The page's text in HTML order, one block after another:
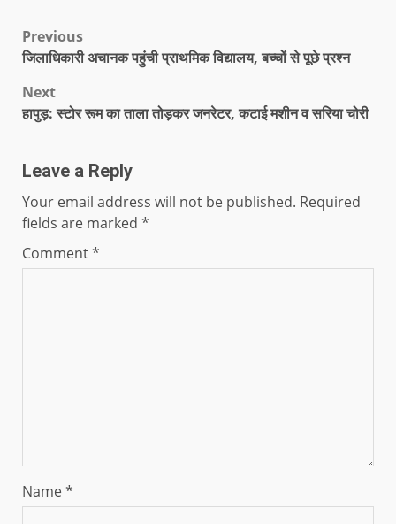
Previous
जिलाधिकारी अचानक पहुंची प्राथमिक विद्यालय, बच्चों से पूछे प्रश्न
Next
हापुड़: स्टोर रूम का ताला तोड़कर जनरेटर, कटाई मशीन व सरिया चोरी
Leave a Reply
Your email address will not be published. Required
fields are marked *
Comment*
Name*